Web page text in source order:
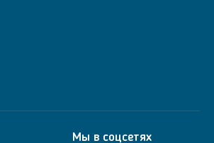
Мы в соцсетях